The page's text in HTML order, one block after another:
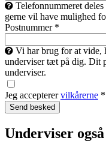
Telefonnummeret
gerne vil have mulighed
Postnummer *
Vi har brug for at vide,
underviser tæt på dig. Dit
underviser.
Jeg accepterervilkårerne *
Underviser